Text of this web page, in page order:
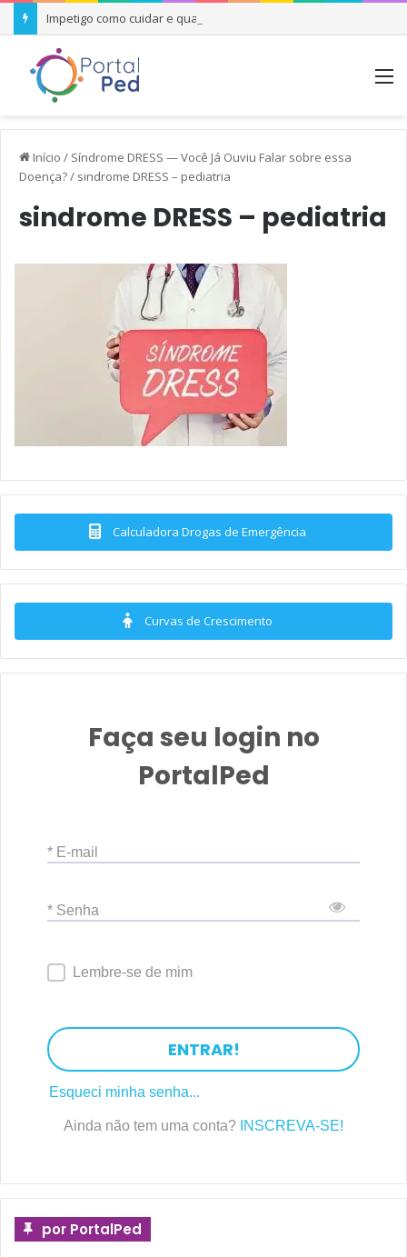
Impetigo como cuidar e quando se preocupar
Início / Síndrome DRESS — Você Já Ouviu Falar sobre essa
Doença?/ sindrome DRESS – pediatria
sindrome DRESS – pediatria
Calculadora Drogas de Emergência
Curvas de Crescimento
Faça seu login no
PortalPed
* E-mail
* Senha
Lembre-se de mim
ENTRAR!
Esqueci minha senha...
Ainda não tem uma conta? INSCREVA-SE!
por PortalPed